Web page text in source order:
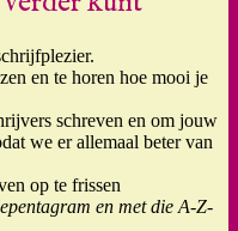
en te horen hoe mooi je
schreven en om jouw
we er allemaal beter van
op te frissen
en met die A-Z-